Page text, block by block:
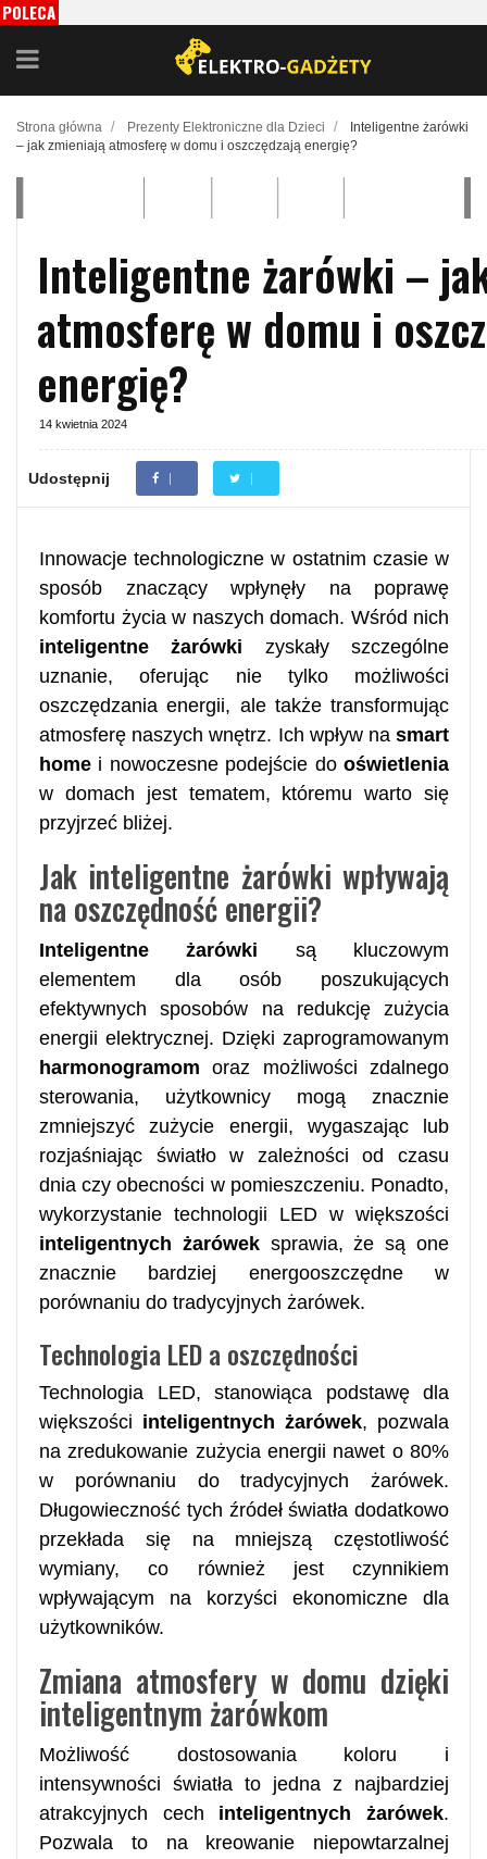
POLECA
Strona główna / Prezenty Elektroniczne dla Dzieci /
Inteligentne żarówki
– jak zmieniają atmosferę w domu i oszczędzają energię?
Inteligentne żarówki –
atmosferę w domu i
energię?
14 kwietnia 2024
Udostępnij
Innowacje technologiczne w ostatnim czasie w
sposób znaczący wpłynęły na poprawę
komfortu życia w naszych domach. Wśród nich
inteligentne żarówki zyskały szczególne
uznanie, oferując nie tylko możliwości
oszczędzania energii, ale także transformując
atmosferę naszych wnętrz. Ich wpływ na smart
home i nowoczesne podejście do oświetlenia
w domach jest tematem, któremu warto się
przyjrzeć bliżej.
Jak inteligentne żarówki wpływają
na oszczędność energii?
Inteligentne żarówki są kluczowym
elementem dla osób poszukujących
efektywnych sposobów na redukcję zużycia
energii elektrycznej. Dzięki zaprogramowanym
harmonogramom oraz możliwości zdalnego
sterowania, użytkownicy mogą znacznie
zmniejszyć zużycie energii, wygaszając lub
rozjaśniając światło w zależności od czasu
dnia czy obecności w pomieszczeniu. Ponadto,
wykorzystanie technologii LED w większości
inteligentnych żaróweksprawia, że są one
znacznie bardziej energooszczędne w
porównaniu do tradycyjnych żarówek.
Technologia LED a oszczędności
Technologia LED, stanowiąca podstawę dla
większości inteligentnych żarówek, pozwala
na zredukowanie zużycia energii nawet o 80%
w porównaniu do tradycyjnych żarówek.
Długowieczność tych źródeł światła dodatkowo
przekłada się na mniejszą częstotliwość
wymiany, co również jest czynnikiem
wpływającym na korzyści ekonomiczne dla
użytkowników.
Zmiana atmosfery w domu dzięki
inteligentnym żarówkom
Możliwość dostosowania koloru i
intensywności światła to jedna z najbardziej
atrakcyjnych cech inteligentnych żarówek.
Pozwala to na kreowanie niepowtarzalnej